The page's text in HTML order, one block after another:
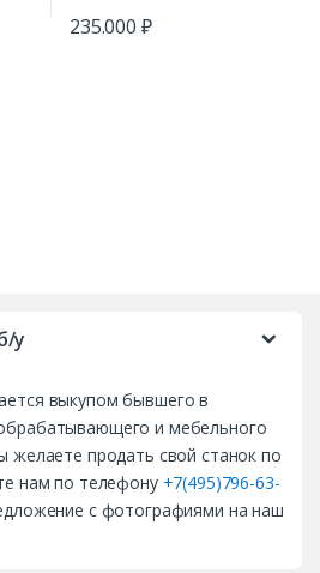
235.000 ₽
у
выкупом бывшего в
и мебельного
желаете продать свой станок по
нам по телефону +7(495)796-63-
с фотографиями на наш